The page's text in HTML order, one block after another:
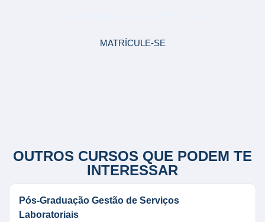
MATRÍCULE-SE
OUTROS CURSOS QUE PODEM TE
INTERESSAR
Pós-Graduação Gestão de Serviços
Laboratoriais